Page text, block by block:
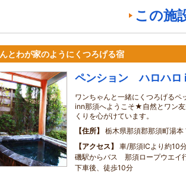
この施
とわが家のようにくつろげる宿
ペンション ハロハロ
ワンちゃんと一緒にくつろげるペ
inn那須へようこそ★自然とワン
くりを心がけています。
住所
栃木県那須郡那須町湯本
アクセス
車/那須ICより約10
磯駅からバス 那須ロープウエイ
下車後、徒歩10分